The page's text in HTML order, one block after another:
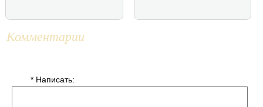
Комментарии
* Написать: